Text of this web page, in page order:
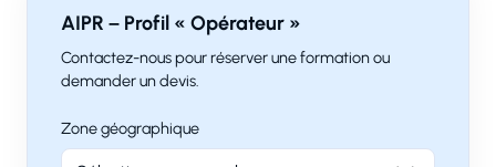
AIPR – Profil « Opérateur »
Contactez-nous pour réserver une formation ou
demander un devis.
Zone géographique